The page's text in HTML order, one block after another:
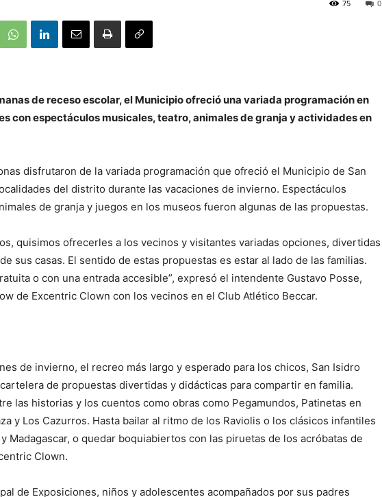
0
75
de receso escolar, el Municipio ofreció una variada programación en
con espectáculos musicales, teatro, animales de granja y actividades en
disfrutaron de la variada programación que ofreció el Municipio de San
del distrito durante las vacaciones de invierno. Espectáculos
de granja y juegos en los museos fueron algunas de las propuestas.
quisimos ofrecerles a los vecinos y visitantes variadas opciones, divertidas
sus casas. El sentido de estas propuestas es estar al lado de las familias.
o con una entrada accesible”, expresó el intendente Gustavo Posse,
de Excentric Clown con los vecinos en el Club Atlético Beccar.
de invierno, el recreo más largo y esperado para los chicos, San Isidro
de propuestas divertidas y didácticas para compartir en familia.
las historias y los cuentos como obras como Pegamundos, Patinetas en
y Los Cazurros. Hasta bailar al ritmo de los Raviolis o los clásicos infantiles
Madagascar, o quedar boquiabiertos con las piruetas de los acróbatas de
Clown.
de Exposiciones, niños y adolescentes acompañados por sus padres